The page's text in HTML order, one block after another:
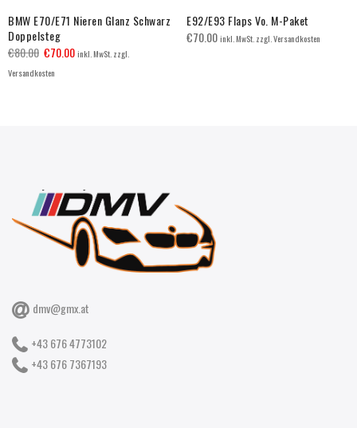
BMW E70/E71 Nieren Glanz Schwarz
Doppelsteg
€80.00 €70.00inkl. MwSt. zzgl.
Versandkosten
E92/E93 Flaps Vo. M-Paket
€70.00inkl. MwSt. zzgl. Versandkosten
dmv@gmx.at
+43 676 4773102
+43 676 7367193